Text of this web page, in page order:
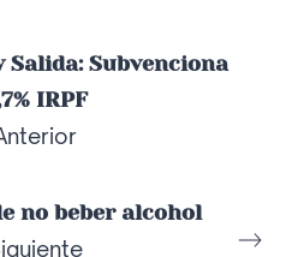
Salida: Subvenciona
IRPF
no beber alcohol